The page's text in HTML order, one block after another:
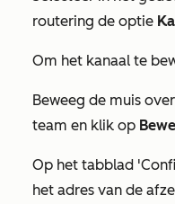
routering de optie
Om het kanaal te
Beweeg de muis
team en klik op
Op het tabblad
het adres van de